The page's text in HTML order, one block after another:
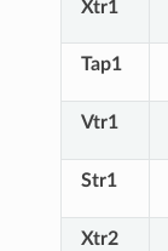
Xtr1
Tap1
Vtr1
Str1
Xtr2